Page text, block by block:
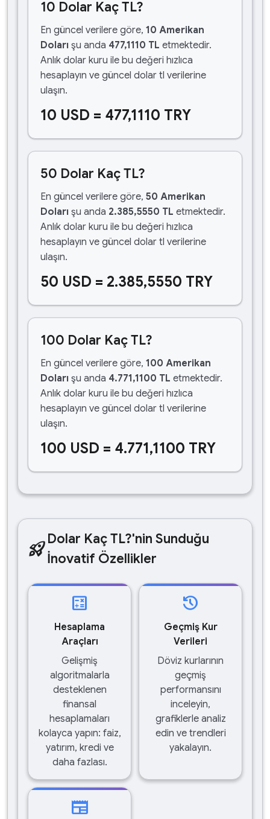
10 Dolar Kaç TL?
En güncel verilere göre, 10 Amerikan
Doları şu anda 477,1110 TL etmektedir.
Anlık dolar kuru ile bu değeri hızlıca
hesaplayın ve güncel dolar tl verilerine
ulaşın.
10 USD = 477,1110 TRY
50 Dolar Kaç TL?
En güncel verilere göre, 50 Amerikan
Doları şu anda 2.385,5550 TL etmektedir.
Anlık dolar kuru ile bu değeri hızlıca
hesaplayın ve güncel dolar tl verilerine
ulaşın.
50 USD = 2.385,5550 TRY
100 Dolar Kaç TL?
En güncel verilere göre, 100 Amerikan
Doları şu anda 4.771,1100 TL etmektedir.
Anlık dolar kuru ile bu değeri hızlıca
hesaplayın ve güncel dolar tl verilerine
ulaşın.
100 USD = 4.771,1100 TRY
rocket_launchDolar Kaç TL?'nin Sunduğu
İnovatif Özellikler
calculate
Hesaplama
Araçları
Gelişmiş
algoritmalarla
desteklenen
finansal
hesaplamaları
kolayca yapın: faiz,
yatırım, kredi ve
daha fazlası.
history
Geçmiş Kur
Verileri
Döviz kurlarının
geçmiş
performansını
inceleyin,
grafiklerle analiz
edin ve trendleri
yakalayın.
newspaper